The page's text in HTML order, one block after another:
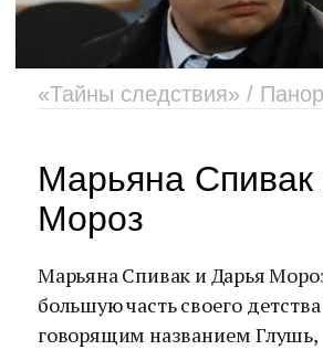
«Тайны следствия» /
Марьяна Спивак
Мороз
Марьяна Спивак и Дарья
большую часть своего
говорящим названием Глушь,